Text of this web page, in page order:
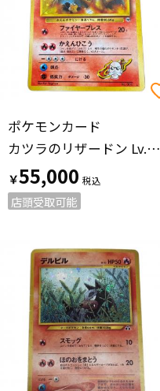
ポケモンカード
カツラのリザードン Lv.50 ポケモンカード ★ @ Π 旧裏面
￥55,000
店頭受取可能